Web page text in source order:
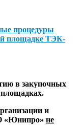
процедуры
площадке ТЭК-
в закупочных
и
«Юнипро» не